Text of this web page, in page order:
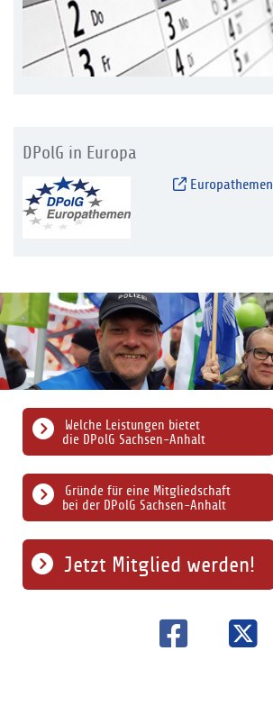
DPolG in Europa
Europathemen
Gründe für eine Mitgliedschaft
bei der DPolG Sachsen-Anhalt
Welche Leistungen bietet
die DPolG Sachsen-Anhalt
Jetzt Mitglied werden!